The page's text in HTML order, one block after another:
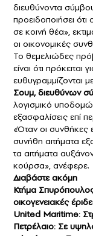
διευθύνοντα
προειδοποιήσει ότι
σε κοινή θέα»,
οι οικονομικές
Το θεμελιώδες
είναι ότι
ευθυγραμμίζονται
Σουμ, διευθύνων
λογισμικό
εξασφαλίσεις επί
«Όταν οι συνθήκες
συνήθη αιτήματα
τα αιτήματα
κούρσα», ανέφερε.
Διαβάστε ακόμη
Κτήμα
οικογενειακές
United Maritime:
Πετρέλαιο: Σε